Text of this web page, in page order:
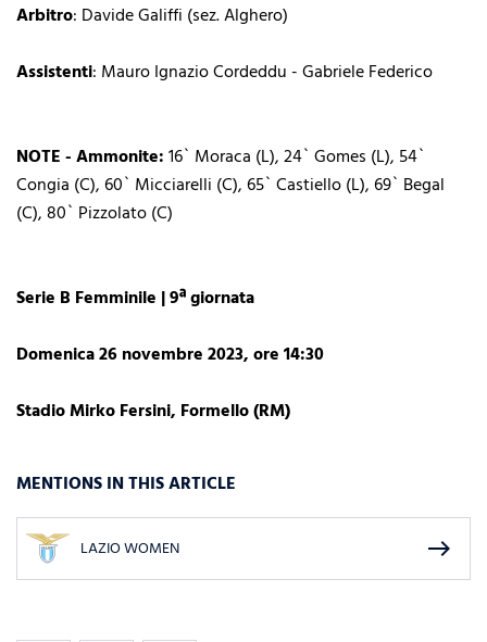
Arbitro: Davide Galiffi (sez. Alghero)
Assistenti: Mauro Ignazio Cordeddu - Gabriele Federico
NOTE - Ammonite:16` Moraca (L), 24` Gomes (L), 54`
Congia (C), 60` Micciarelli (C), 65` Castiello (L), 69` Begal
(C), 80` Pizzolato (C)
Serie B Femminile | 9ª giornata
Domenica 26 novembre 2023, ore 14:30
Stadio Mirko Fersini, Formello (RM)
MENTIONS IN THIS ARTICLE
LAZIO WOMEN east